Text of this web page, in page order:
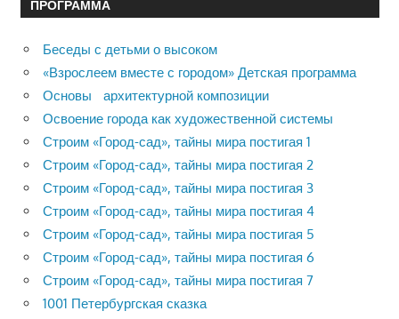
ПРОГРАММА
Беседы с детьми о высоком
«Взрослеем вместе с городом» Детская программа
Основы архитектурной композиции
Освоение города как художественной системы
Строим «Город-сад», тайны мира постигая 1
Строим «Город-сад», тайны мира постигая 2
Строим «Город-сад», тайны мира постигая 3
Строим «Город-сад», тайны мира постигая 4
Строим «Город-сад», тайны мира постигая 5
Строим «Город-сад», тайны мира постигая 6
Строим «Город-сад», тайны мира постигая 7
1001 Петербургская сказка